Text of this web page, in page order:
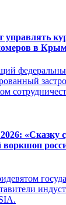
управлять
в
«Сказку